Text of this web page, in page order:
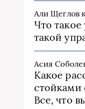
Али Щеглов
Что такое
такой
Асия
Какое
стойками
Все, что